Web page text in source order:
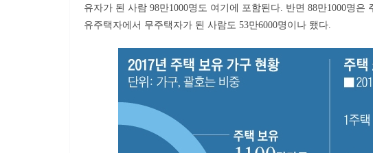
유자가 된 사람 98만1000명도 여기에 포함된다. 반면 88만1000명
유주택자에서 무주택자가 된 사람도 53만6000명이나 됐다.